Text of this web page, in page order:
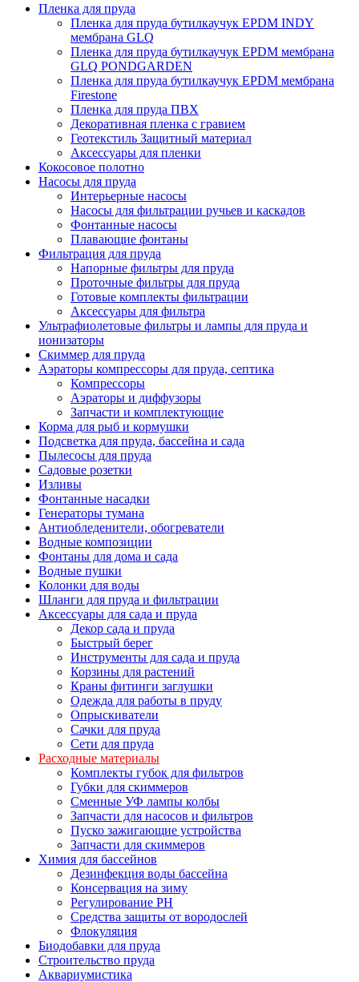
Пленка для пруда
Пленка для пруда бутилкаучук EPDM INDY
мембрана GLQ
Пленка для пруда бутилкаучук EPDM мембрана
GLQ PONDGARDEN
Пленка для пруда бутилкаучук EPDM мембрана
Firestone
Пленка для пруда ПВХ
Декоративная пленка с гравием
Геотекстиль Защитный материал
Аксессуары для пленки
Кокосовое полотно
Насосы для пруда
Интерьерные насосы
Насосы для фильтрации ручьев и каскадов
Фонтанные насосы
Плавающие фонтаны
Фильтрация для пруда
Напорные фильтры для пруда
Проточные фильтры для пруда
Готовые комплекты фильтрации
Аксессуары для фильтра
Ультрафиолетовые фильтры и лампы для пруда и
ионизаторы
Скиммер для пруда
Аэраторы компрессоры для пруда, септика
Компрессоры
Аэраторы и диффузоры
Запчасти и комплектующие
Корма для рыб и кормушки
Подсветка для пруда, бассейна и сада
Пылесосы для пруда
Садовые розетки
Изливы
Фонтанные насадки
Генераторы тумана
Антиобледенители, обогреватели
Водные композиции
Фонтаны для дома и сада
Водные пушки
Колонки для воды
Шланги для пруда и фильтрации
Аксессуары для сада и пруда
Декор сада и пруда
Быстрый берег
Инструменты для сада и пруда
Корзины для растений
Краны фитинги заглушки
Одежда для работы в пруду
Опрыскиватели
Сачки для пруда
Сети для пруда
Расходные материалы
Комплекты губок для фильтров
Губки для скиммеров
Сменные УФ лампы колбы
Запчасти для насосов и фильтров
Пуско зажигающие устройства
Запчасти для скиммеров
Химия для бассейнов
Дезинфекция воды бассейна
Консервация на зиму
Регулирование PH
Средства защиты от вородослей
Флокуляция
Биодобавки для пруда
Строительство пруда
Аквариумистика